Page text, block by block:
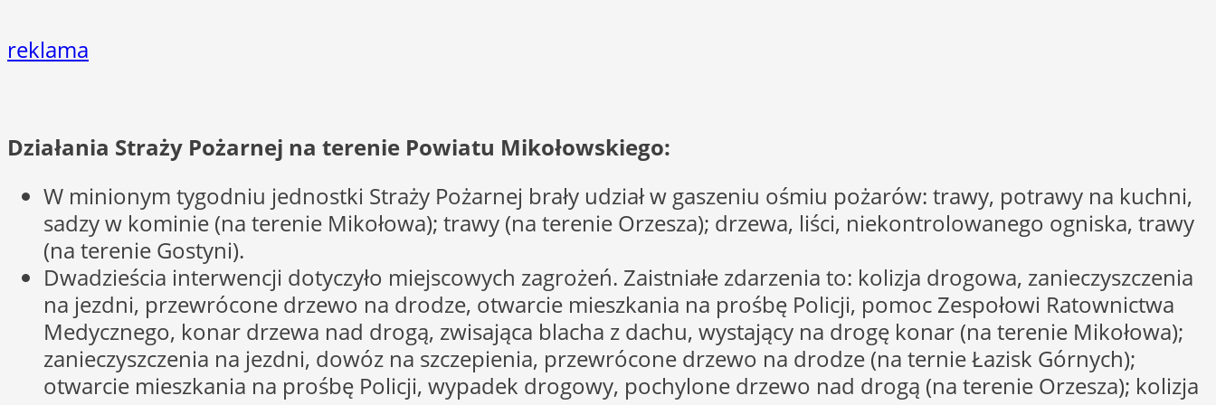
reklama
Działania Straży Pożarnej na terenie Powiatu Mikołowskiego:
W minionym tygodniu jednostki Straży Pożarnej brały udział w gaszeniu ośmiu pożarów: trawy, potrawy na kuchni,
sadzy w kominie (na terenie Mikołowa); trawy (na terenie Orzesza); drzewa, liści, niekontrolowanego ogniska, trawy
(na terenie Gostyni).
Dwadzieścia interwencji dotyczyło miejscowych zagrożeń. Zaistniałe zdarzenia to: kolizja drogowa, zanieczyszczenia
na jezdni, przewrócone drzewo na drodze, otwarcie mieszkania na prośbę Policji, pomoc Zespołowi Ratownictwa
Medycznego, konar drzewa nad drogą, zwisająca blacha z dachu, wystający na drogę konar (na terenie Mikołowa);
zanieczyszczenia na jezdni, dowóz na szczepienia, przewrócone drzewo na drodze (na ternie Łazisk Górnych);
otwarcie mieszkania na prośbę Policji, wypadek drogowy, pochylone drzewo nad drogą (na terenie Orzesza); kolizja